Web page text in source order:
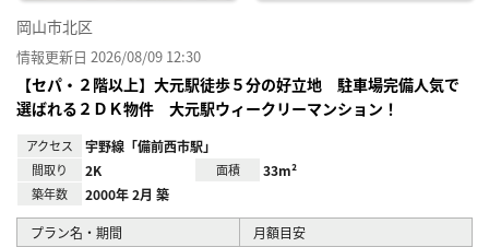
岡山市北区
情報更新日 2026/08/09 12:30
【セパ・２階以上】大元駅徒歩５分の好立地 駐車場完備人気で
選ばれる２ＤＫ物件 大元駅ウィークリーマンション！
アクセス 宇野線「備前西市駅」
間取り 2K 面積 33m²
築年数 2000年 2月 築
プラン名・期間 月額目安